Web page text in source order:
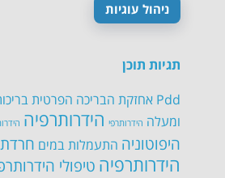
ניהול עוגיות
תגיות תוכן
Pdd אחזקת הבריכה הפרטית
ומעלה הידרותרפי הידרותרפיה
היפוטוניה התעמלות במים
הידרותרפיה טיפולי